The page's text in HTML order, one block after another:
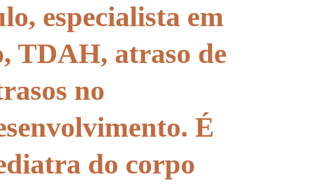
especialista em
TDAH, atraso de
no
É
do corpo